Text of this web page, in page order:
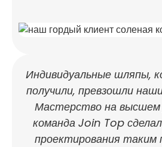
Индивидуальные шляпы,
получили, превзошли
Мастерство на высшем
команда Join Top
проектирования